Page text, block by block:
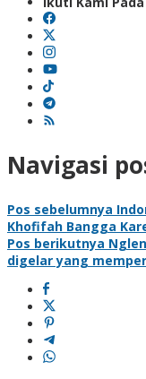
Navigasi
Pos sebelumnya
Khofifah Bangga
Pos berikutnya
digelar yang